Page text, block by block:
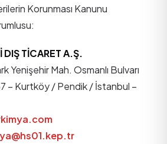
Korunması Kanunu
DIŞ TİCARET A.Ş.
Yenişehir Mah. Osmanlı Bulvarı
– Kurtköy / Pendik / İstanbul –